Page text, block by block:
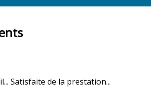
Satisfaite de la prestation...